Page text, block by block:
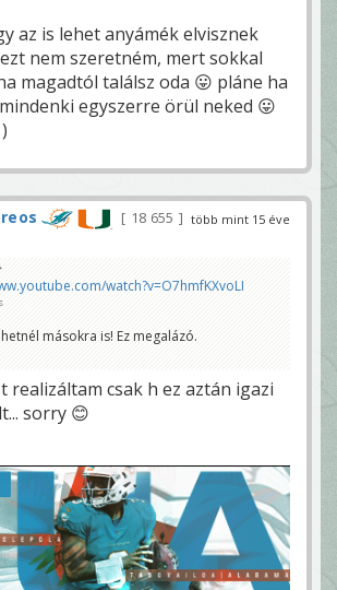
az is lehet anyámék elvisznek
nem szeretném, mert sokkal
magadtól találsz oda 😛 pláne ha
egyszerre örül neked 😛
több mint 15 éve
18 655
watch?v=O7hmfKXvoLI
másokra is! Ez megalázó.
realizáltam csak h ez aztán igazi
sorry 😊